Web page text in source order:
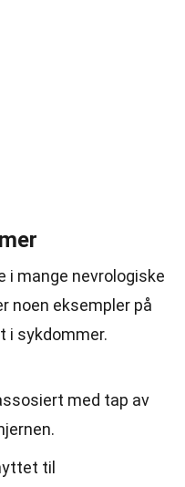
i mange nevrologiske
noen eksempler på
i sykdommer.
med tap av
til